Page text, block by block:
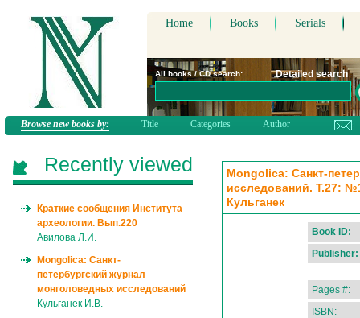
Home Books Serials
All books / CD search: Detailed search
Browse new books by: Title Categories Author
Mongolica: Санкт-
исследований. Т.27:
Кульганек
Book ID:
Publisher:
Pages #:
ISBN:
Recently viewed
Краткие сообщения Института
археологии. Вып.220
Авилова Л.И.
Mongolica: Санкт-
петербургский журнал
монголоведных исследований
Кульганек И.В.